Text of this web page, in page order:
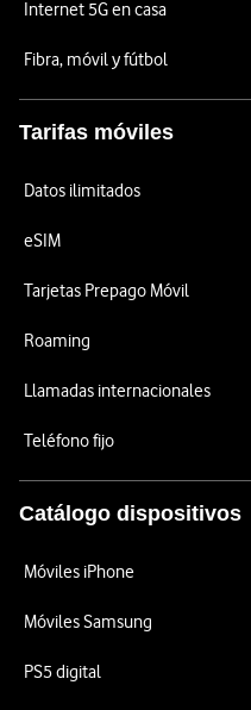
Internet 5G en casa
Fibra, móvil y fútbol
Tarifas móviles
Datos ilimitados
eSIM
Tarjetas Prepago Móvil
Roaming
Llamadas internacionales
Teléfono fijo
Catálogo dispositivos
Móviles iPhone
Móviles Samsung
PS5 digital